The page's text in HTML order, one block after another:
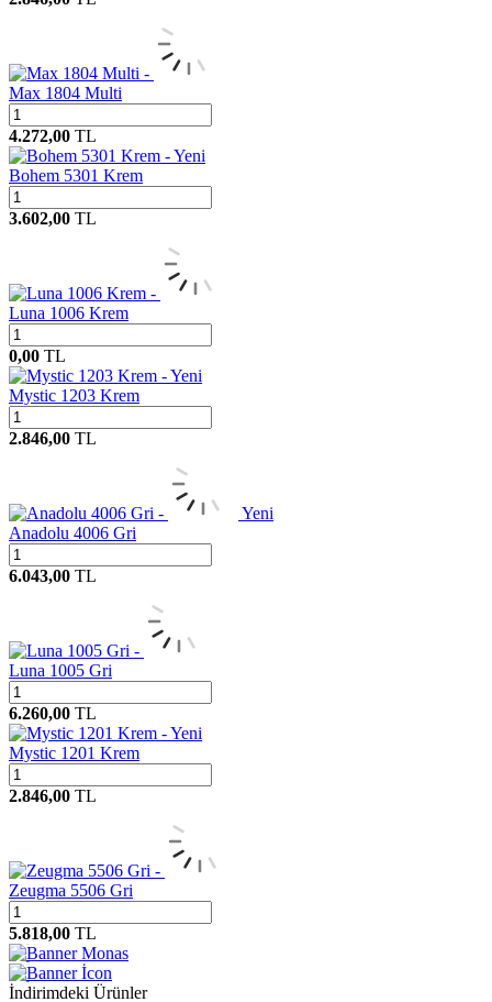
Max 1804 Multi
4.272,00 TL
Yeni
Bohem 5301 Krem
3.602,00 TL
Luna 1006 Krem
0,00 TL
Yeni
Mystic 1203 Krem
2.846,00 TL
Yeni
Anadolu 4006 Gri
6.043,00 TL
Luna 1005 Gri
6.260,00 TL
Yeni
Mystic 1201 Krem
2.846,00 TL
Zeugma 5506 Gri
5.818,00 TL
Monas
İcon
İndirimdeki Ürünler